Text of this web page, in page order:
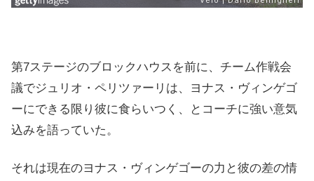
第7ステージのブロックハウスを前に、チーム作戦会
議でジュリオ・ペリツァーリは、ヨナス・ヴィンゲゴ
ーにできる限り彼に食らいつく、とコーチに強い意気
込みを語っていた。
それは現在のヨナス・ヴィンゲゴーの力と彼の差の情